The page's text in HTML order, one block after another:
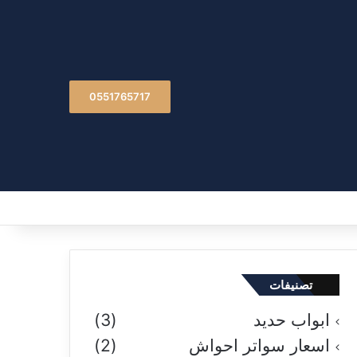
0551765717
تصنيفات
ابواب حديد
(3)
اسعار سواتر احواش
(2)